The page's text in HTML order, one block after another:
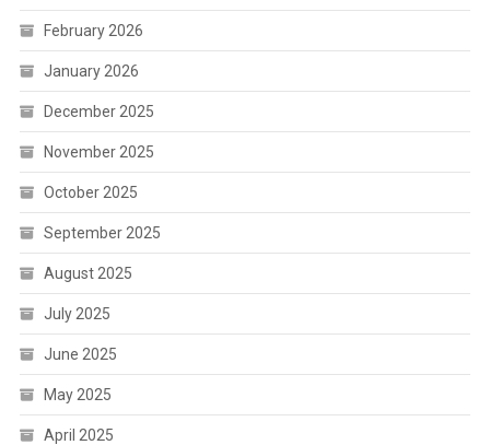
February 2026
January 2026
December 2025
November 2025
October 2025
September 2025
August 2025
July 2025
June 2025
May 2025
April 2025